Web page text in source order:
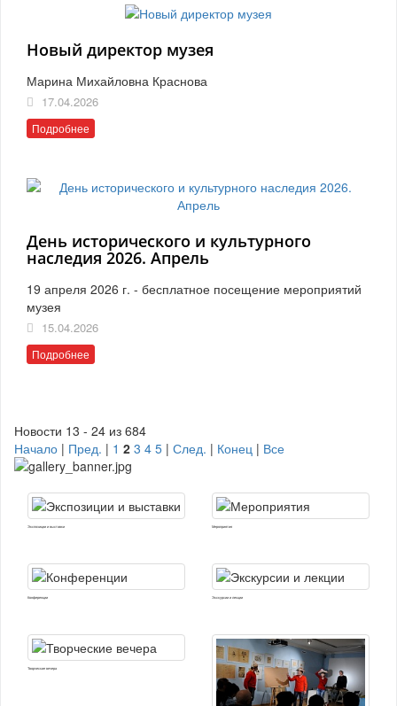
Новый директор музея
Марина Михайловна Краснова
17.04.2026
Подробнее
День исторического и культурного
наследия 2026. Апрель
19 апреля 2026 г. - бесплатное посещение мероприятий
музея
15.04.2026
Подробнее
Новости 13 - 24 из 684
Начало | Пред. | 1 2 3 4 5 | След. | Конец | Все
Экспозиции и выставки Мероприятия
Конференции Экскурсии и лекции
Творческие вечера